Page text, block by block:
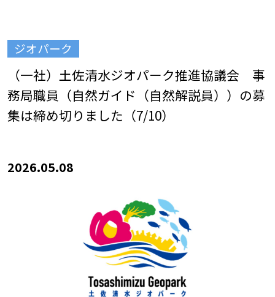
ジオパーク
（一社）土佐清水ジオパーク推進協議会 事
務局職員（自然ガイド（自然解説員））の募
集は締め切りました（7/10）
2026.05.08